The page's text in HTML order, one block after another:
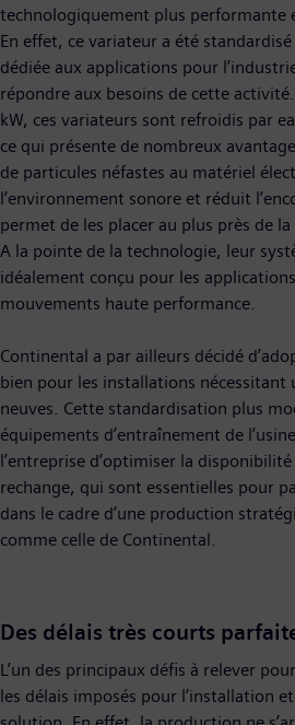
technologiquement plus performante
En effet, ce variateur a été standardisé
dédiée aux applications pour
répondre aux besoins de cette
kW, ces variateurs sont refroidis par
ce qui présente de nombreux
de particules néfastes au matériel
l’environnement sonore et réduit
permet de les placer au plus près de
A la pointe de la technologie, leur
idéalement conçu pour les
mouvements haute
Continental a par ailleurs décidé
bien pour les installations
neuves. Cette standardisation plus
équipements d’entraînement de
l’entreprise d’optimiser la disponibilité
rechange, qui sont essentielles pour
dans le cadre d’une production
comme celle de Continental.
Des délais très courts
L’un des principaux défis à relever
les délais imposés pour l’installation